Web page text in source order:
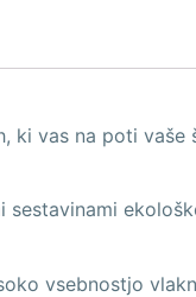
ki vas na poti
vsebnostjo